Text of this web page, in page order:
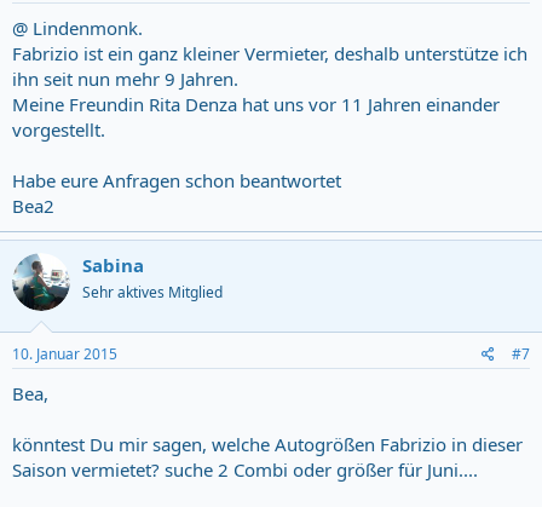
@ Lindenmonk.
Fabrizio ist ein ganz kleiner Vermieter, deshalb unterstütze ich
ihn seit nun mehr 9 Jahren.
Meine Freundin Rita Denza hat uns vor 11 Jahren einander
vorgestellt.
Habe eure Anfragen schon beantwortet
Bea2
Sabina
Sehr aktives Mitglied
10. Januar 2015 #7
Bea,
könntest Du mir sagen, welche Autogrößen Fabrizio in dieser
Saison vermietet? suche 2 Combi oder größer für Juni....